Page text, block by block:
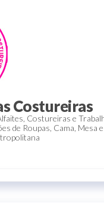
Costureiras
Costureiras e
de Roupas, Cama, Mesa